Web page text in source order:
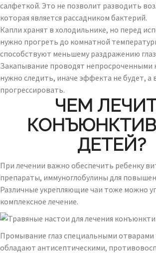
салфеткой. Это не позволит разводить
которая является рассадником бактерий.
Капли хранят в холодильнике, но перед
нужно прогреть до комнатной
способствуют меньшему раздражению
Закапывание проводят непросроченными
нужно следить, иначе эффекта не будет, а
прогрессировать.
ЧЕМ
ДЕТЕЙ?
При лечении важно обеспечить ребенку
препараты, иммуноглобулины для
Различные укрепляющие чаи тоже можно
комплексное лечение.
Промывание глаз специальными отварами
обладают антисептическими,